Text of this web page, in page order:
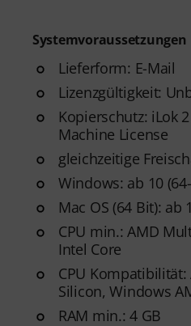
Systemvoraussetzungen
Lieferform: E-Mail
Lizenzgültigkeit:
Kopierschutz: iLok
Machine License
gleichzeitige
Windows: ab 10
Mac OS (64 Bit): ab
CPU min.: AMD
Intel Core
CPU
Silicon, Windows
RAM min.: 4 GB